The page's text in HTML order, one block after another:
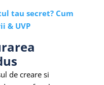
tau secret? Cum
& UVP
de creare si